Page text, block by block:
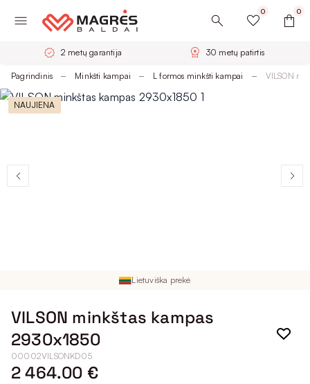
0 0
2 metų garantija 30 metų patirtis
Pagrindinis Minkšti kampai L formos minkšti kampai VILSON
NAUJIENA
Lietuviška prekė
VILSON minkštas kampas
2930x1850
00002VILSONKD05
2 464.00 €